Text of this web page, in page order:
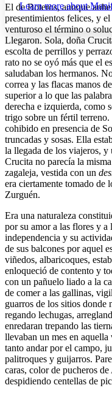
Margins
Increase text
Reset to
Learn more about
El de Boteros, aunque
presentimientos felices, y
venturoso el término o
Llegaron. Sola, doña
escolta de perrillos y
rato no se oyó más que el
saludaban los hermanos.
correa y las flacas manos
superior a lo que las
derecha e izquierda, como
trigo sobre un fértil
cohibido en presencia de
truncadas y sosas. Ella
la llegada de los viajeros, y
Crucita no parecía la
zagaleja, vestida con un
era ciertamente tomado de
Zurguén.
Era una naturaleza
por su amor a las flores y a
independencia y su
de sus balcones por aquel
viñedos, albaricoques,
enloqueció de contento y
con un pañuelo liado a la
de comer a las gallinas,
guarros de los sitios donde
regando lechugas,
enredaran trepando las
llevaban un mes en
tanto andar por el campo,
palitroques y guijarros.
caras, color de pucheros
despidiendo centellas de